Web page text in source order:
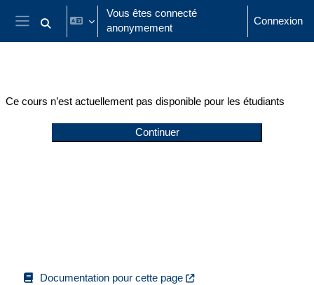
Passer au contenu principal
Panneau latéral
Activer/désactiver la saisie de recherche
Vous êtes connecté
anonymement
Connexion
Ce cours n’est actuellement pas disponible pour les étudiants
Continuer
Documentation pour cette page